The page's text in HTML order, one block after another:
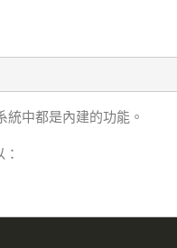
統中都是內建的功能。